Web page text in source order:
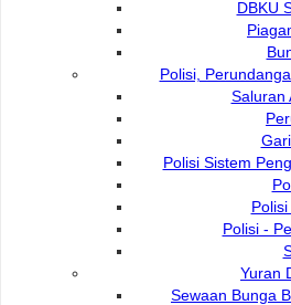
DBKU
Polisi,
Saluran
Polisi Sistem
Polisi -
Yuran
Sewaan Bunga
meter hingga 10 meter